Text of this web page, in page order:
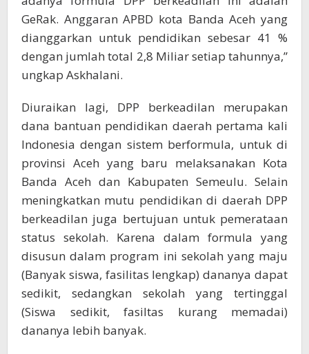
GeRak. Anggaran APBD kota Banda Aceh yang
dianggarkan untuk pendidikan sebesar 41 %
dengan jumlah total 2,8 Miliar setiap tahunnya,”
ungkap Askhalani.
Diuraikan lagi, DPP berkeadilan merupakan
dana bantuan pendidikan daerah pertama kali
Indonesia dengan sistem berformula, untuk di
provinsi Aceh yang baru melaksanakan Kota
Banda Aceh dan Kabupaten Semeulu. Selain
meningkatkan mutu pendidikan di daerah DPP
berkeadilan juga bertujuan untuk pemerataan
status sekolah. Karena dalam formula yang
disusun dalam program ini sekolah yang maju
(Banyak siswa, fasilitas lengkap) dananya dapat
sedikit, sedangkan sekolah yang tertinggal
(Siswa sedikit, fasiltas kurang memadai)
dananya lebih banyak.